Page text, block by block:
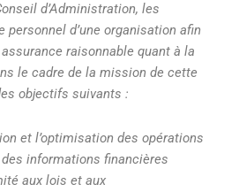
d’Administration, les
personnel d’une organisation afin
raisonnable quant à la
le cadre de la mission de cette
objectifs suivants :
et l’optimisation des opérations
informations financières
aux lois et aux